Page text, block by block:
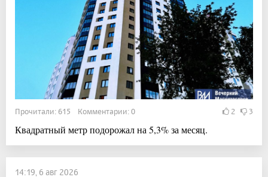
Прочитали: 615 Комментарии: 0 2 3
Квадратный метр подорожал на 5,3% за месяц.
14:19, 6 авг 2026